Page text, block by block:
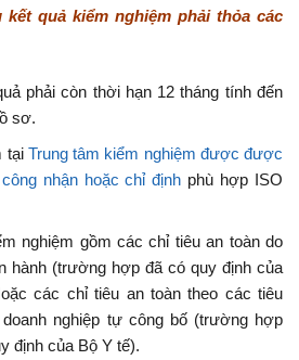
quả kiểm nghiệm phải thỏa các
phải còn thời hạn 12 tháng tính đến
sơ.
tại Trung tâm kiểm nghiệm được được
nhận hoặc chỉ định phù hợp ISO
nghiệm gồm các chỉ tiêu an toàn do
hành (trường hợp đã có quy định của
các chỉ tiêu an toàn theo các tiêu
nghiệp tự công bố (trường hợp
định của Bộ Y tế).